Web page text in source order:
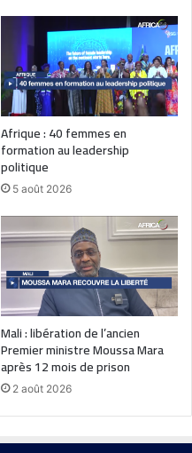
Afrique : 40 femmes en
formation au leadership
politique
5 août 2026
Mali : libération de l’ancien
Premier ministre Moussa Mara
après 12 mois de prison
2 août 2026